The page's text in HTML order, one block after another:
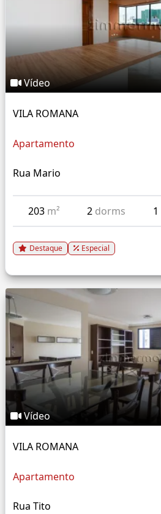
Vídeo
VILA ROMANA
Apartamento
Rua Mario
203 m² 2 dorms 1
Destaque Especial
Vídeo
VILA ROMANA
Apartamento
Rua Tito